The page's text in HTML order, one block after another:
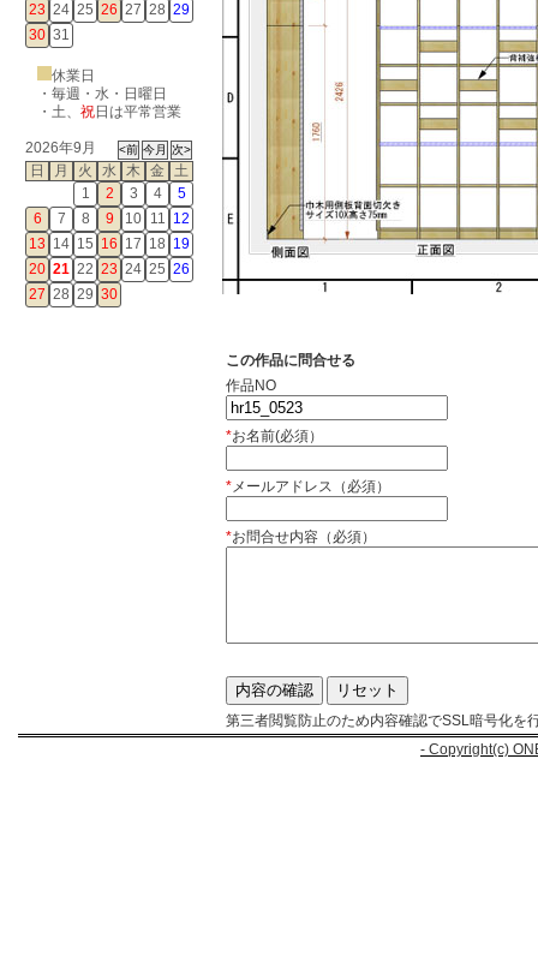
23 24 25 26 27 28 29
30 31
休業日
・毎週・水・日曜日
・ 土、 祝日は平常営業
2026年9月
日
月 火 水 木 金
土
1
2 3 4
5
6
7 8 9 10 11 12
13 14 15 16 17 18 19
20 21 22 23 24 25 26
27 28 29 30
この作品に問合せる
作品NO
*お名前(必須）
*メールアドレス（必須）
*お問合せ内容（必須）
第三者閲覧防止のため内容確認でSSL暗号化を
- Copyright(c)